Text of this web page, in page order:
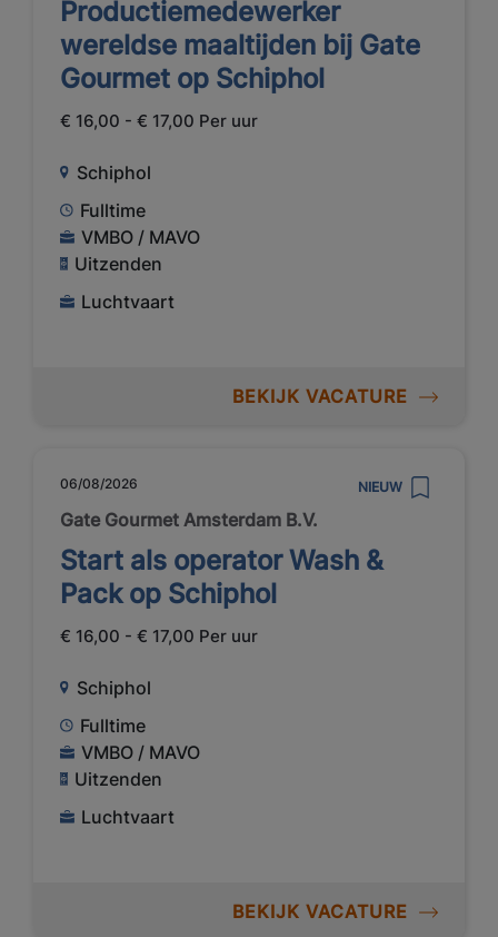
Productiemedewerker
wereldse maaltijden bij Gate
Gourmet op Schiphol
€ 16,00 - € 17,00 Per uur
Schiphol
Fulltime
VMBO / MAVO
Uitzenden
Luchtvaart
BEKIJK VACATURE
06/08/2026 NIEUW
Gate Gourmet Amsterdam B.V.
Start als operator Wash &
Pack op Schiphol
€ 16,00 - € 17,00 Per uur
Schiphol
Fulltime
VMBO / MAVO
Uitzenden
Luchtvaart
BEKIJK VACATURE